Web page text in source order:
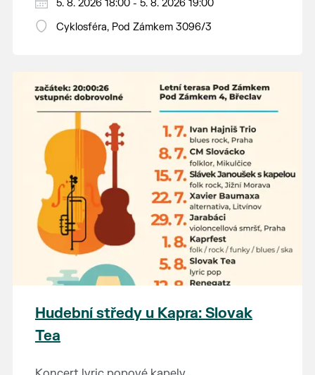
Hraje se jen za příznivého počasí.
Vstupné dobrovolné.
5. 8. 2026 18:00 - 5. 8. 2026 19:00
Cyklosféra, Pod Zámkem 3096/3
Hudební středy u Kapra: Slovak
Tea